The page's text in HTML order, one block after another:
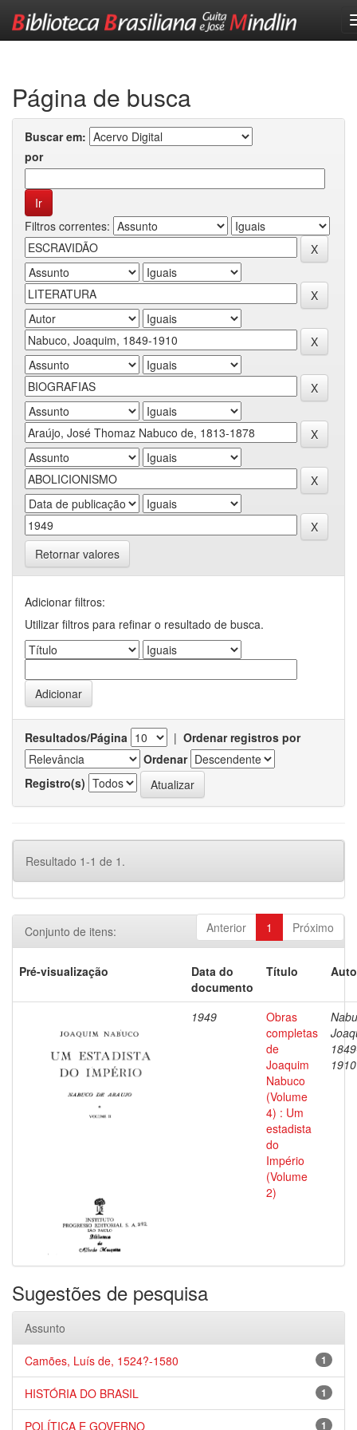
Página de busca
Buscar em:
por
Filtros correntes:
Retornar valores
Adicionar filtros:
Utilizar filtros para refinar o resultado de busca.
Resultados/Página | Ordenar registros por
Ordenar
Registro(s)
Resultado 1-1 de 1.
Anterior 1 Próximo
Conjunto de itens:
Pré-visualização
Data do
documento
Título
1949
Obras
completas
de
Joaquim
Nabuco
(Volume
4) : Um
estadista
do
Império
(Volume
2)
1910
Sugestões de pesquisa
Assunto
1
Camões, Luís de, 1524?-1580
1
HISTÓRIA DO BRASIL
1
POLÍTICA E GOVERNO